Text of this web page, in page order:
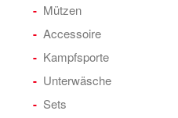
Mützen
Accessoire
Kampfsporte
Unterwäsche
Sets